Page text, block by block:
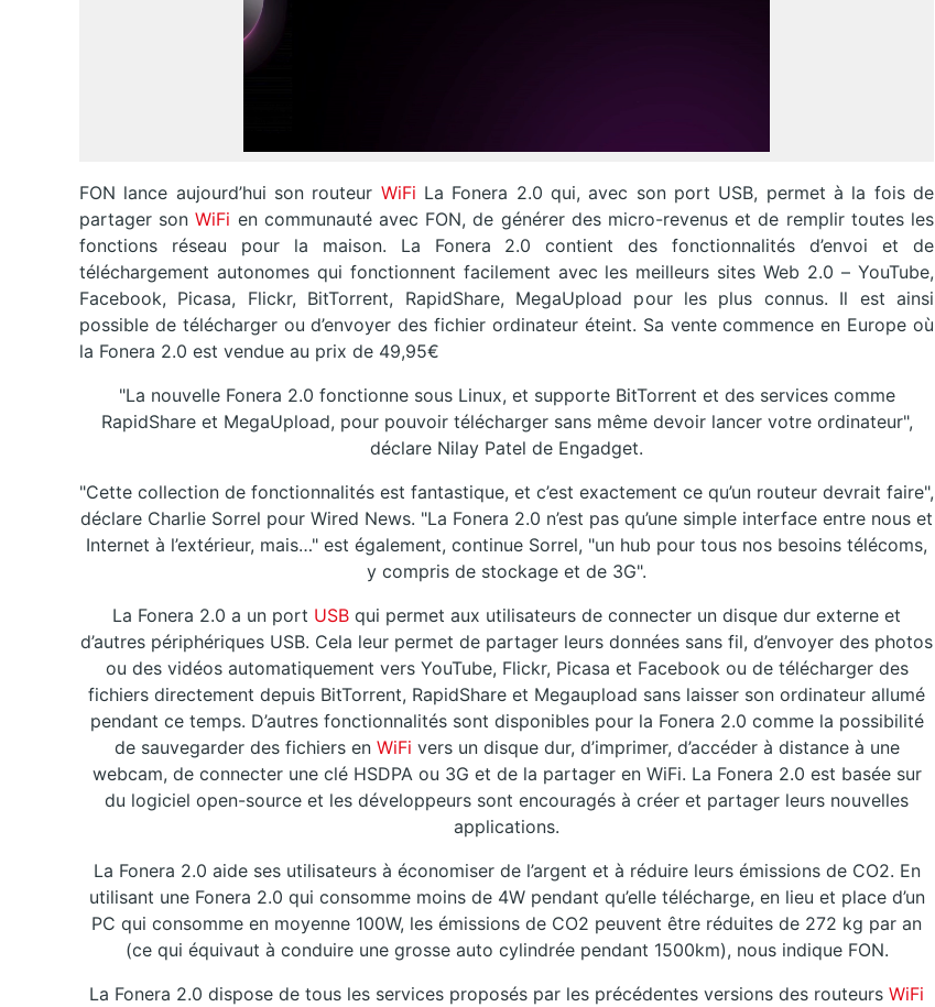
FON lance aujourd’hui son routeur WiFi La Fonera 2.0 qui, avec son port USB, permet à la fois de
partager son WiFi en communauté avec FON, de générer des micro-revenus et de remplir toutes les
fonctions réseau pour la maison. La Fonera 2.0 contient des fonctionnalités d’envoi et de
téléchargement autonomes qui fonctionnent facilement avec les meilleurs sites Web 2.0 – YouTube,
Facebook, Picasa, Flickr, BitTorrent, RapidShare, MegaUpload pour les plus connus. Il est ainsi
possible de télécharger ou d’envoyer des fichier ordinateur éteint. Sa vente commence en Europe où
la Fonera 2.0 est vendue au prix de 49,95€
"La nouvelle Fonera 2.0 fonctionne sous Linux, et supporte BitTorrent et des services comme
RapidShare et MegaUpload, pour pouvoir télécharger sans même devoir lancer votre ordinateur",
déclare Nilay Patel de Engadget.
"Cette collection de fonctionnalités est fantastique, et c’est exactement ce qu’un routeur devrait faire",
déclare Charlie Sorrel pour Wired News. "La Fonera 2.0 n’est pas qu’une simple interface entre nous et
Internet à l’extérieur, mais…" est également, continue Sorrel, "un hub pour tous nos besoins télécoms,
y compris de stockage et de 3G".
La Fonera 2.0 a un port USB qui permet aux utilisateurs de connecter un disque dur externe et
d’autres périphériques USB. Cela leur permet de partager leurs données sans fil, d’envoyer des photos
ou des vidéos automatiquement vers YouTube, Flickr, Picasa et Facebook ou de télécharger des
fichiers directement depuis BitTorrent, RapidShare et Megaupload sans laisser son ordinateur allumé
pendant ce temps. D’autres fonctionnalités sont disponibles pour la Fonera 2.0 comme la possibilité
de sauvegarder des fichiers enWiFi vers un disque dur, d’imprimer, d’accéder à distance à une
webcam, de connecter une clé HSDPA ou 3G et de la partager en WiFi. La Fonera 2.0 est basée sur
du logiciel open-source et les développeurs sont encouragés à créer et partager leurs nouvelles
applications.
La Fonera 2.0 aide ses utilisateurs à économiser de l’argent et à réduire leurs émissions de CO2. En
utilisant une Fonera 2.0 qui consomme moins de 4W pendant qu’elle télécharge, en lieu et place d’un
PC qui consomme en moyenne 100W, les émissions de CO2 peuvent être réduites de 272 kg par an
(ce qui équivaut à conduire une grosse auto cylindrée pendant 1500km), nous indique FON.
La Fonera 2.0 dispose de tous les services proposés par les précédentes versions des routeurs WiFi